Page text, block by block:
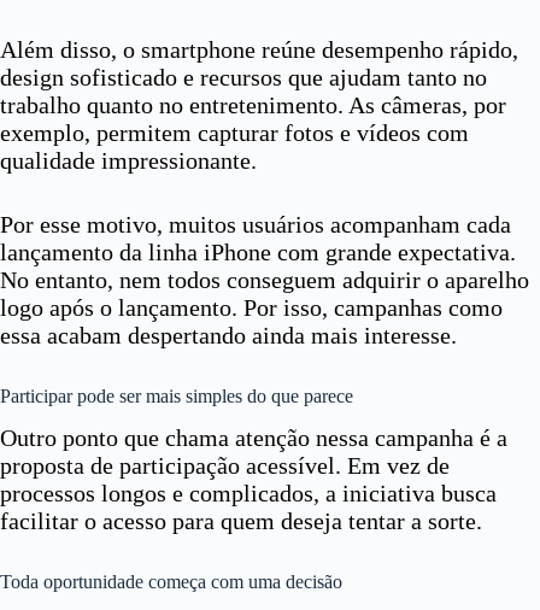
Além disso, o smartphone reúne desempenho rápido,
design sofisticado e recursos que ajudam tanto no
trabalho quanto no entretenimento. As câmeras, por
exemplo, permitem capturar fotos e vídeos com
qualidade impressionante.
Por esse motivo, muitos usuários acompanham cada
lançamento da linha iPhone com grande expectativa.
No entanto, nem todos conseguem adquirir o aparelho
logo após o lançamento. Por isso, campanhas como
essa acabam despertando ainda mais interesse.
Participar pode ser mais simples do que parece
Outro ponto que chama atenção nessa campanha é a
proposta de participação acessível. Em vez de
processos longos e complicados, a iniciativa busca
facilitar o acesso para quem deseja tentar a sorte.
Toda oportunidade começa com uma decisão